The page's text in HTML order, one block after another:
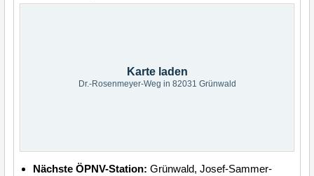
Karte laden
Dr.-Rosenmeyer-Weg in 82031 Grünwald
Nächste ÖPNV-Station: Grünwald, Josef-Sammer-